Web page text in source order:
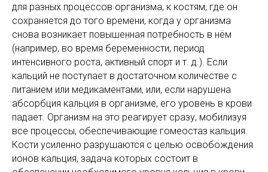
для разных процессов организма, к костям, где он
сохраняется до того времени, когда у организма
снова возникает повышенная потребность в нём
(например, во время беременности, период
интенсивного роста, активный спорт и т. д.). Если
кальций не поступает в достаточном количестве с
питанием или медикаментами, или, если нарушена
абсорбция кальция в организме, его уровень в крови
падает. Организм на это реагирует сразу, мобилизуя
все процессы, обеспечивающие гомеостаз кальция.
Кости усиленно разрушаются с целью освобождения
ионов кальция, задача которых состоит в